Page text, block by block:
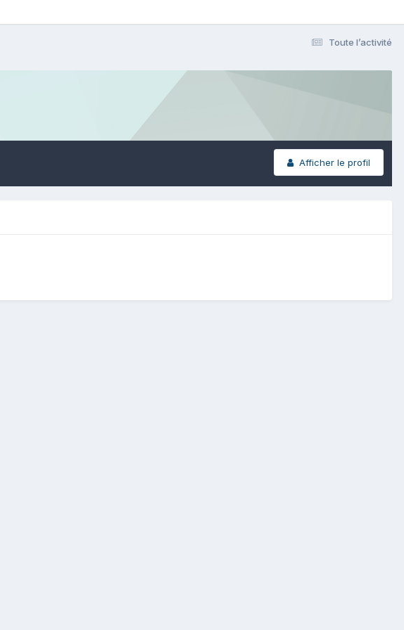
Toute l’activité
Afficher le profil